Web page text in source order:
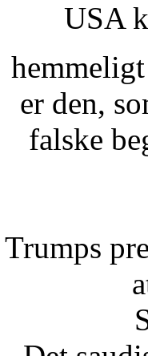
USA
er den,
falske
Trumps